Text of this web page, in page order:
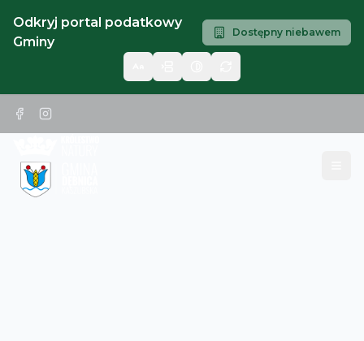
Odkryj portal podatkowy
Gminy
Dostępny niebawem